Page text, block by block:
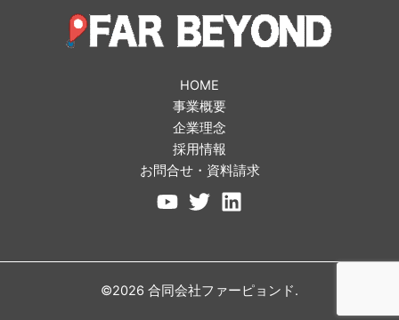
HOME
事業概要
企業理念
採用情報
お問合せ・資料請求
©2026 合同会社ファーピョンド.